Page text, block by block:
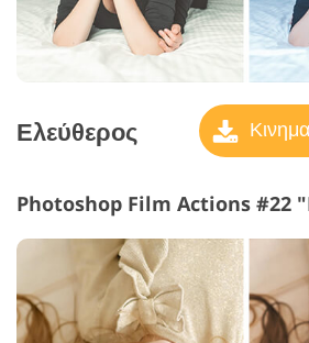
Ελεύθερος
Photoshop Film Actions #22